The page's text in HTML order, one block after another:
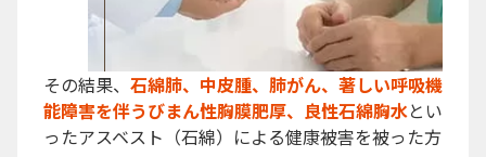
その結果、 石綿肺、中皮腫、肺がん、著しい呼吸機
能障害を伴うびまん性胸膜肥厚、良性石綿胸水とい
ったアスベスト（石綿）による健康被害を被った方